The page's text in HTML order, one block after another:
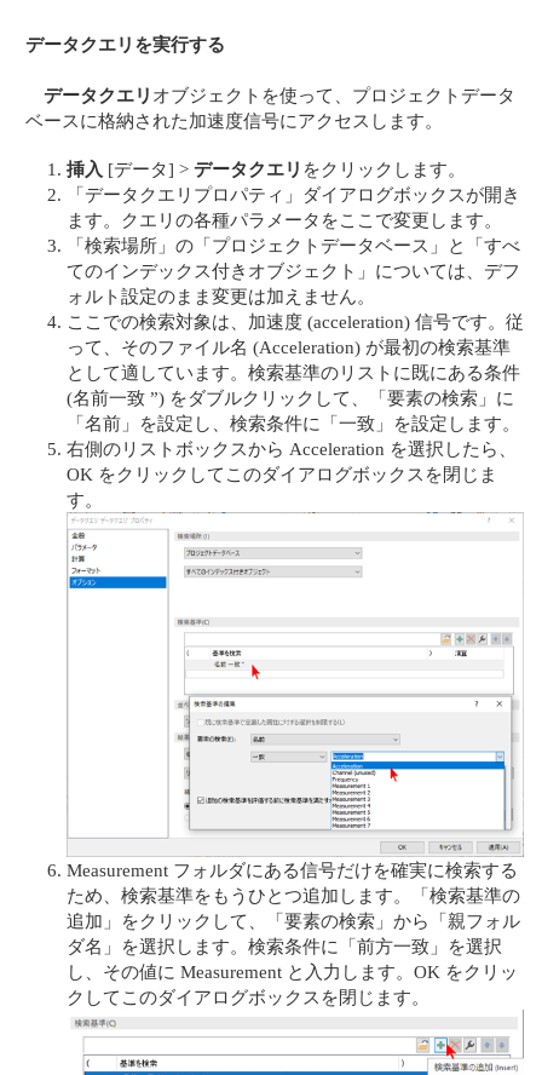
データクエリを実行する
データクエリ オブジェクトを使って、プロジェクトデータ
ベースに格納された加速度信号にアクセスします。
挿入 [データ] > データクエリ をクリックします。
「データクエリプロパティ」ダイアログボックスが開き
ます。クエリの各種パラメータをここで変更します。
「検索場所」の「プロジェクトデータベース」と「すべ
てのインデックス付きオブジェクト」については、デフ
ォルト設定のまま変更は加えません。
ここでの検索対象は、加速度 (acceleration) 信号です。従
って、そのファイル名 (Acceleration) が最初の検索基準
として適しています。検索基準のリストに既にある条件
(名前一致 ”) をダブルクリックして、「要素の検索」に
「名前」を設定し、検索条件に「一致」を設定します。
右側のリストボックスから Acceleration を選択したら、
OK をクリックしてこのダイアログボックスを閉じま
す。
Measurement フォルダにある信号だけを確実に検索する
ため、検索基準をもうひとつ追加します。「検索基準の
追加」をクリックして、「要素の検索」から「親フォル
ダ名」を選択します。検索条件に「前方一致」を選択
し、その値に Measurement と入力します。OK をクリッ
クしてこのダイアログボックスを閉じます。